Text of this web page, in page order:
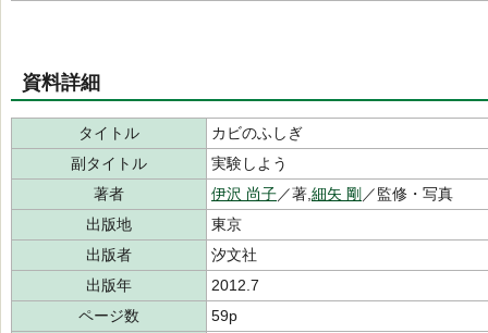
資料詳細
タイトル
カビのふしぎ
副タイトル
実験しよう
著者
伊沢 尚子／著, 細矢 剛 ／監修・写真
出版地
東京
出版者
汐文社
出版年
2012.7
ページ数
59p